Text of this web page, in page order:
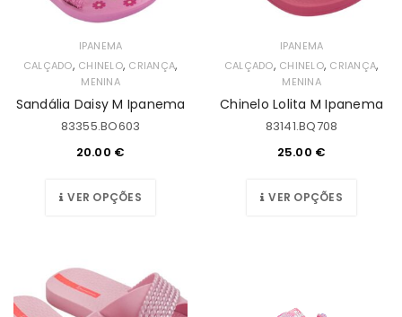
IPANEMA
CALÇADO, CHINELO, CRIANÇA,
MENINA
Sandália Daisy M Ipanema
83355.BO603
20.00 €
VER OPÇÕES
IPANEMA
CALÇADO, CHINELO, CRIANÇA,
MENINA
Chinelo Lolita M Ipanema
83141.BQ708
25.00 €
VER OPÇÕES